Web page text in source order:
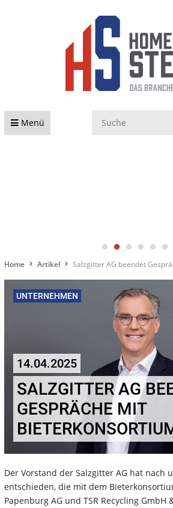
Menü
Home Artikel Salzgitter AG beendet
UNTERNEHMEN
14.04.2025
SALZGITTER AG
GESPRÄCHE MIT
Der Vorstand der Salzgitter AG hat nach
entschieden, die mit dem
Papenburg AG und TSR Recycling GmbH